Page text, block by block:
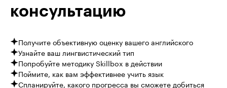
консультацию
Получите объективную оценку вашего английского
Узнайте ваш лингвистический тип
Попробуйте методику Skillbox в действии
Поймите, как вам эффективнее учить язык
Спланируйте, какого прогресса вы сможете добиться